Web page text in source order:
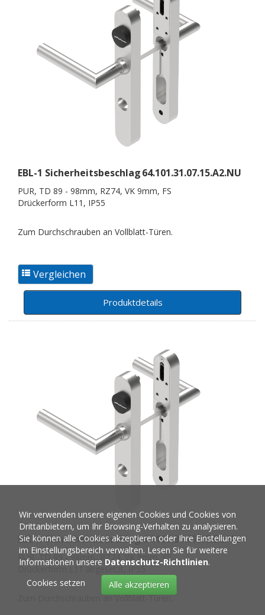
EBL-1 Sicherheitsbeschlag64.101.31.07.15.A2.NU
PUR, TD 89 - 98mm, RZ74, VK 9mm, FS
Drückerform L11, IP55
Zum Durchschrauben an Vollblatt-Türen.
Produktdetails
EBL-1 Sicherheitsbeschlag64.101.31.07.15.B2.NU
PUR, TD 89 - 98mm, RZ74, VK 9mm, FS
Drückerform L11 abgesetzt, IP55
Zum Durchschrauben an Vollblatt-Türen.
Wir verwenden unsere eigenen Cookies und Cookies von
Drittanbietern, um Ihr Browsing-Verhalten zu analysieren.
Sie können alle Cookies akzeptieren oder Ihre Einstellungen
im Einstellungsbereich verwalten. Lesen Sie für weitere
Informationen unsere Datenschutz-Richtlinien.
Cookies setzen
Alle akzeptieren